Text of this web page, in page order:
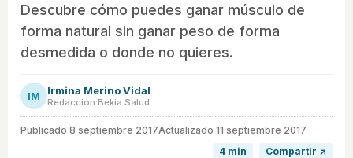
Descubre cómo puedes ganar músculo de
forma natural sin ganar peso de forma
desmedida o donde no quieres.
IM Irmina Merino Vidal
Redacción Bekia Salud
Publicado 8 septiembre 2017Actualizado 11 septiembre 2017
4 min
Compartir ↗